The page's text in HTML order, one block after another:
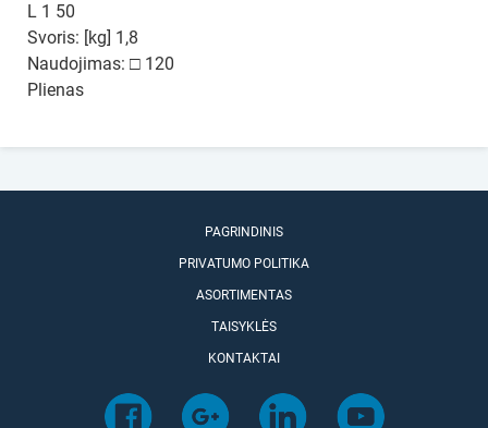
L 1 50
Svoris: [kg] 1,8
Naudojimas: □ 120
Plienas
PAGRINDINIS
PRIVATUMO POLITIKA
ASORTIMENTAS
TAISYKLĖS
KONTAKTAI